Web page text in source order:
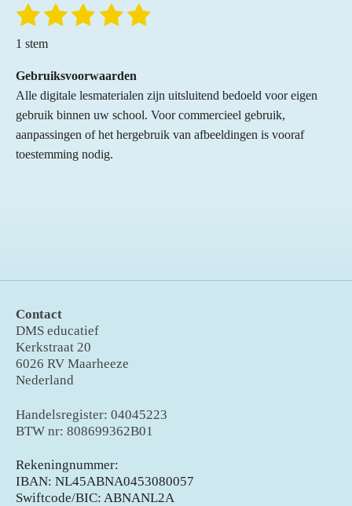
R
t
i
n
g
:
5
1
s
t
e
r
2
s
e
r
r
e
3
e
r
r
e
4
e
r
r
e
5
e
r
r
S
n
1 stem
Gebruiksvoorwaarden
Alle digitale lesmaterialen zijn uitsluitend bedoeld voor eigen
gebruik binnen uw school. Voor commercieel gebruik,
aanpassingen of het hergebruik van afbeeldingen is vooraf
toestemming nodig.
Contact
DMS educatief
Kerkstraat 20
6026 RV Maarheeze
Nederland
Handelsregister: 04045223
BTW nr: 808699362B01
Rekeningnummer:
IBAN: NL45ABNA0453080057
Swiftcode/BIC: ABNANL2A